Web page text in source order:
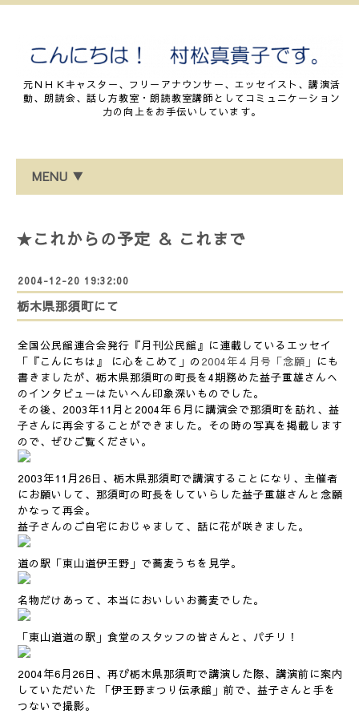
元ＮＨＫキャスター、フリーアナウンサー、エッセイスト、講演活
動、朗読会、話し方教室・朗読教室講師としてコミュニケーション
力の向上をお手伝いしています。
MENU ▼
★これからの予定 ＆ これまで
2004-12-20 19:32:00
栃木県那須町にて
全国公民館連合会発行『月刊公民館』に連載しているエッセイ
「『こんにちは』 に心をこめて」の 2004年４月号「念願」 にも
書きましたが、栃木県那須町の町長を4期務めた益子重雄さんへ
のインタビューはたいへん印象深いものでした。
その後、2003年11月と2004年６月に講演会で那須町を訪れ、益
子さんに再会することができました。その時の写真を掲載します
ので、ぜひご覧ください。
2003年11月26日、栃木県那須町で講演することになり、主催者
にお願いして、那須町の町長をしていらした益子重雄さんと念願
かなって再会。
益子さんのご自宅におじゃまして、話に花が咲きました。
道の駅「東山道伊王野」で蕎麦うちを見学。
名物だけあって、本当においしいお蕎麦でした。
「東山道道の駅」食堂のスタッフの皆さんと、パチリ！
2004年6月26日、再び栃木県那須町で講演した際、講演前に案内
していただいた 「伊王野まつり伝承館」前で、益子さんと手を
つないで撮影。